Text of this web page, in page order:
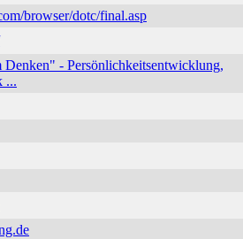
browser/dotc/final.asp
- Persönlichkeitsentwicklung,
...